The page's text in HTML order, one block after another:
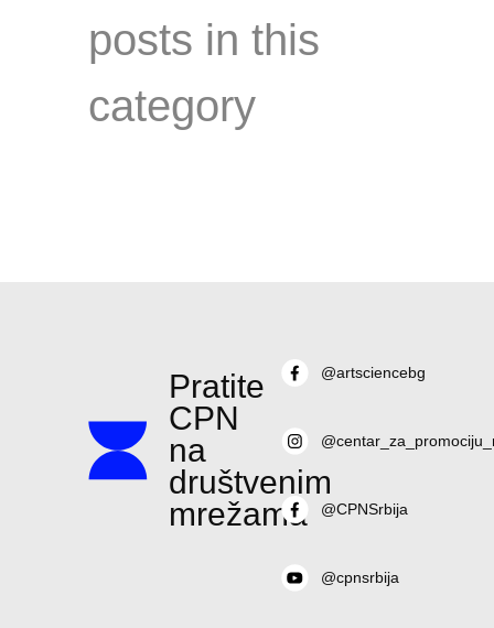
posts in this
category
Pratite
CPN
na
društvenim
mrežama
@artsciencebg
@CPNSrbija
@cpnsrbija